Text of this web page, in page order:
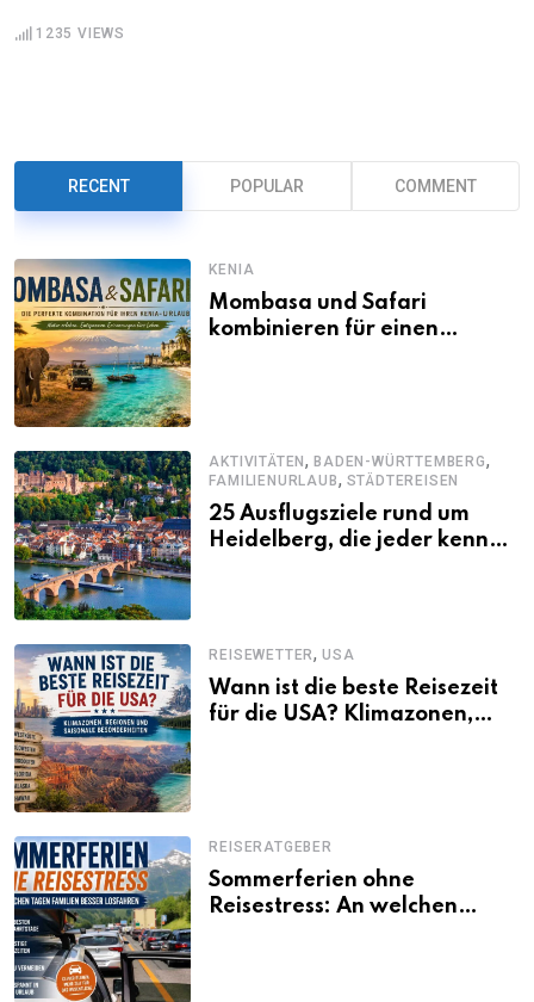
1235 VIEWS
RECENT POPULAR COMMENT
KENIA
Mombasa und Safari
kombinieren für einen
AKTIVITÄTEN,BADEN-WÜRTTEMBERG,
FAMILIENURLAUB, STÄDTEREISEN
25 Ausflugsziele rund um
Heidelberg, die jeder kennen
REISEWETTER,USA
Wann ist die beste Reisezeit
für die USA? Klimazonen,
REISERATGEBER
Sommerferien ohne
Reisestress: An welchen